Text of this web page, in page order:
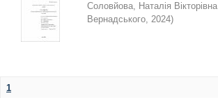
Соловйова, Наталія Вікторівна
Вернадського, 2024)
1